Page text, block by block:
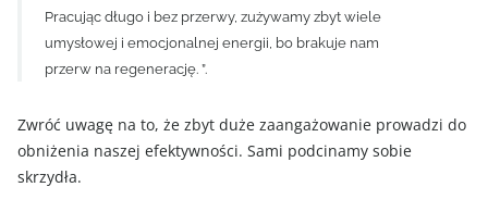
Pracując długo i bez przerwy, zużywamy zbyt wiele
umysłowej i emocjonalnej energii, bo brakuje nam
przerw na regenerację. ”.
Zwróć uwagę na to, że zbyt duże zaangażowanie prowadzi do
obniżenia naszej efektywności. Sami podcinamy sobie
skrzydła.